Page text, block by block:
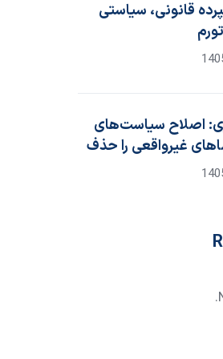
قانونی، سیاستی
اصلاح سیاست‌های
غیرواقعی را حذف